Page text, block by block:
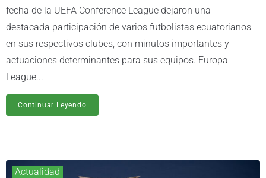
fecha de la UEFA Conference League dejaron una
destacada participación de varios futbolistas ecuatorianos
en sus respectivos clubes, con minutos importantes y
actuaciones determinantes para sus equipos. Europa
League...
Continuar Leyendo
Actualidad